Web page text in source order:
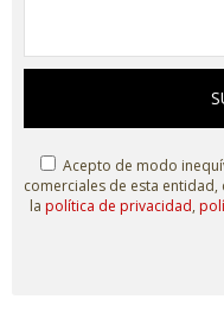
Acepto de modo
comerciales de esta
la política de privacidad,